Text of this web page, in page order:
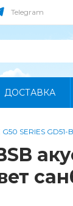
Telegram
ДОСТАВКА
G50 SERIES